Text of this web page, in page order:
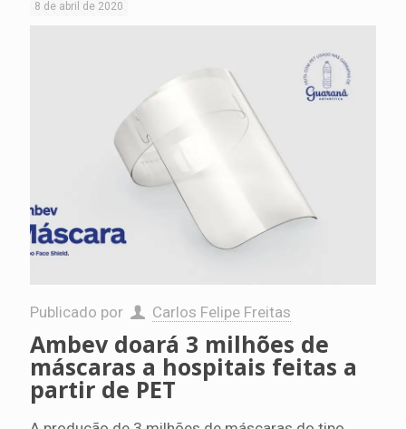
8 de abril de 2020
Publicado por Carlos Felipe Freitas
Ambev doará 3 milhões de
máscaras a hospitais feitas a
partir de PET